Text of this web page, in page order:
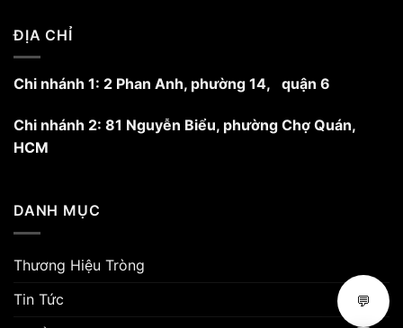
trang
sản
ĐỊA CHỈ
Chi nhánh 1: 2 Phan Anh, phường 14, quận 6
Chi nhánh 2: 81 Nguyễn Biểu, phường Chợ Quán,
HCM
DANH MỤC
Thương Hiệu Tròng
Tin Tức
💬